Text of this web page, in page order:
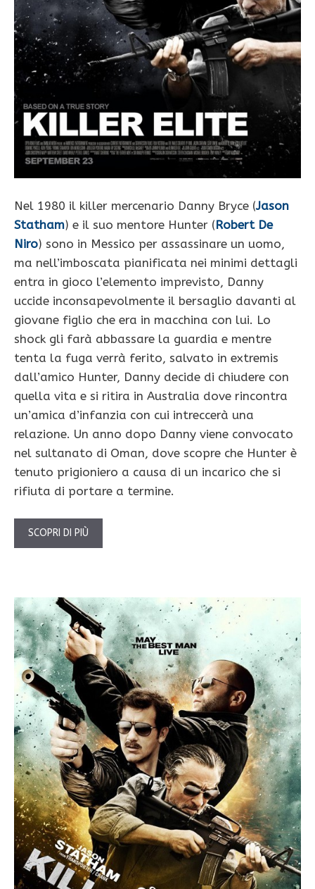
Nel 1980 il killer mercenario Danny Bryce (Jason
Statham) e il suo mentore Hunter (Robert De
Niro) sono in Messico per assassinare un uomo,
ma nell’imboscata pianificata nei minimi dettagli
entra in gioco l’elemento imprevisto, Danny
uccide inconsapevolmente il bersaglio davanti al
giovane figlio che era in macchina con lui. Lo
shock gli farà abbassare la guardia e mentre
tenta la fuga verrà ferito, salvato in extremis
dall’amico Hunter, Danny decide di chiudere con
quella vita e si ritira in Australia dove rincontra
un’amica d’infanzia con cui intreccerà una
relazione. Un anno dopo Danny viene convocato
nel sultanato di Oman, dove scopre che Hunter è
tenuto prigioniero a causa di un incarico che si
rifiuta di portare a termine.
SCOPRI DI PIÙ